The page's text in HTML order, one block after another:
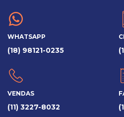
WHATSAPP
(18) 98121-0235
VENDAS
(11) 3227-8032